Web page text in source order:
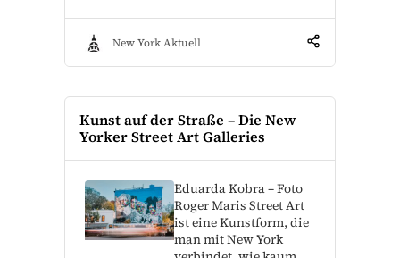
New York Aktuell
Kunst auf der Straße – Die New
Yorker Street Art Galleries
Eduarda Kobra – Foto
Roger Maris Street Art
ist eine Kunstform, die
man mit New York